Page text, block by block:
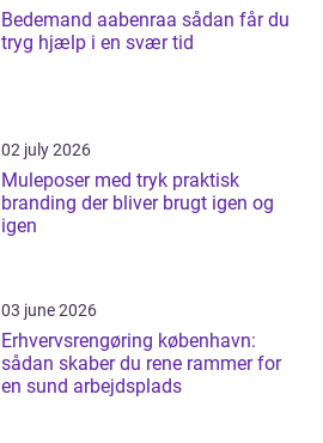
Bedemand aabenraa sådan får du
tryg hjælp i en svær tid
02 july 2026
Muleposer med tryk praktisk
branding der bliver brugt igen og
igen
03 june 2026
Erhvervsrengøring københavn:
sådan skaber du rene rammer for
en sund arbejdsplads